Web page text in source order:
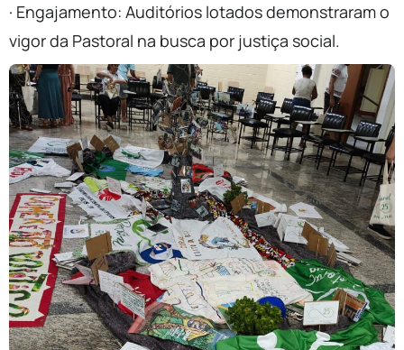
· Engajamento: Auditórios lotados demonstraram o
vigor da Pastoral na busca por justiça social.